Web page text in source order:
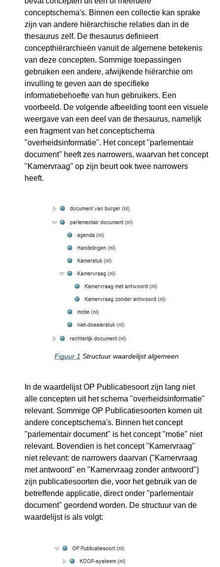
conceptschema's. Binnen een collectie kan sprake
zijn van andere hiërarchische relaties dan in de
thesaurus zelf. De thesaurus definieert
concepthiërarchieën vanuit de algemene betekenis
van deze concepten. Sommige toepassingen
gebruiken een andere, afwijkende hiërarchie om
invulling te geven aan de specifieke
informatiebehoefte van hun gebruikers. Een
voorbeeld. De volgende afbeelding toont een visuele
weergave van een deel van de thesaurus, namelijk
een fragment van het conceptschema
"overheidsinformatie". Het concept "parlementair
document" heeft zes narrowers, waarvan het concept
"Kamervraag" op zijn beurt ook twee narrowers
heeft.
Figuur 1 Structuur waardelijst algemeen
In de waardelijst OP Publicatiesoort zijn lang niet
alle concepten uit het schema "overheidsinformatie"
relevant. Sommige OP Publicatiesoorten komen uit
andere conceptschema's. Binnen het concept
"parlementair document" is het concept "motie" niet
relevant. Bovendien is het concept "Kamervraag"
niet relevant: de narrowers daarvan ("Kamervraag
met antwoord" en "Kamervraag zonder antwoord")
zijn publicatiesoorten die, voor het gebruik van de
betreffende applicatie, direct onder "parlementair
document" geordend worden. De structuur van de
waardelijst is als volgt: